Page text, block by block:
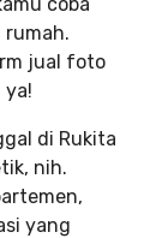
rumah.
jual foto
ya!
di Rukita
nih.
yang